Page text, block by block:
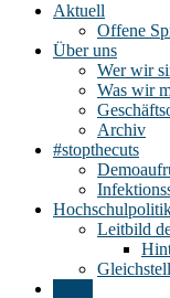
Aktuell
Offene
Über uns
Wer wir
Was wir
Archiv
#stopthecuts
Leitbild